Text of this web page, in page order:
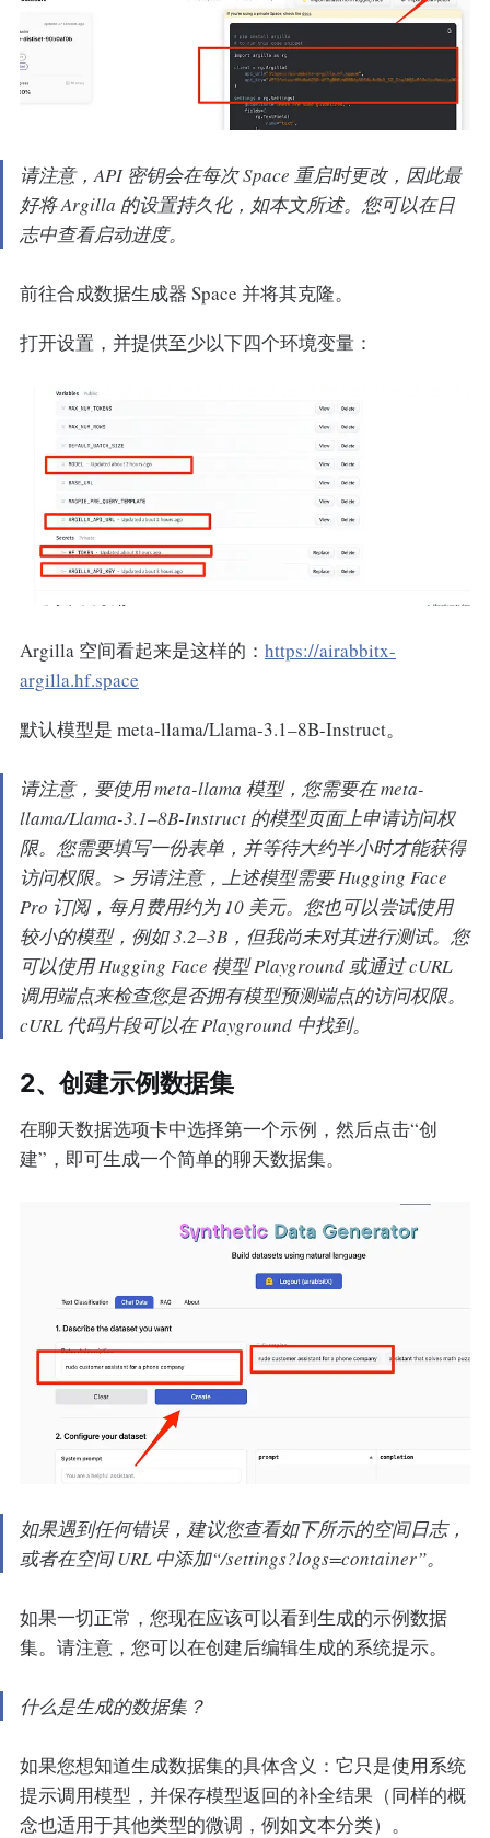
请注意，API 密钥会在每次 Space 重启时更改，因此最
好将 Argilla 的设置持久化，如本文所述。您可以在日
志中查看启动进度。
前往合成数据生成器 Space 并将其克隆。
打开设置，并提供至少以下四个环境变量：
Argilla 空间看起来是这样的： https://airabbitx-
argilla.hf.space
默认模型是 meta-llama/Llama-3.1–8B-Instruct。
请注意，要使用 meta-llama 模型，您需要在 meta-
llama/Llama-3.1–8B-Instruct 的模型页面上申请访问权
限。您需要填写一份表单，并等待大约半小时才能获得
访问权限。> 另请注意，上述模型需要 Hugging Face
Pro 订阅，每月费用约为 10 美元。您也可以尝试使用
较小的模型，例如 3.2–3B，但我尚未对其进行测试。您
可以使用 Hugging Face 模型 Playground 或通过 cURL
调用端点来检查您是否拥有模型预测端点的访问权限。
cURL 代码片段可以在 Playground 中找到。
2、创建示例数据集
在聊天数据选项卡中选择第一个示例，然后点击“创
建”，即可生成一个简单的聊天数据集。
如果遇到任何错误，建议您查看如下所示的空间日志，
或者在空间 URL 中添加“/settings?logs=container”。
如果一切正常，您现在应该可以看到生成的示例数据
集。请注意，您可以在创建后编辑生成的系统提示。
什么是生成的数据集？
如果您想知道生成数据集的具体含义：它只是使用系统
提示调用模型，并保存模型返回的补全结果（同样的概
念也适用于其他类型的微调，例如文本分类）。